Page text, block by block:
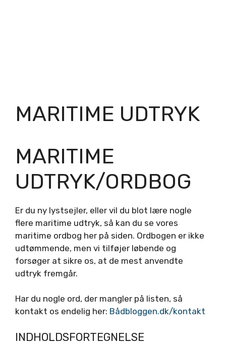
MARITIME UDTRYK
MARITIME
UDTRYK/ORDBOG
Er du ny lystsejler, eller vil du blot lære nogle
flere maritime udtryk, så kan du se vores
maritime ordbog her på siden. Ordbogen er ikke
udtømmende, men vi tilføjer løbende og
forsøger at sikre os, at de mest anvendte
udtryk fremgår.
Har du nogle ord, der mangler på listen, så
kontakt os endelig her: Bådbloggen.dk/kontakt
INDHOLDSFORTEGNELSE